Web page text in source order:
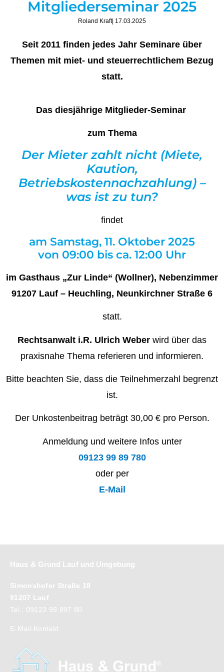
Mitgliederseminar 2025
Roland Kraft| 17.03.2025
Seit 2011 finden jedes Jahr Seminare über
Themen mit miet- und steuerrechtlichem Bezug
statt.
Das diesjährige Mitglieder-Seminar
zum Thema
Der Mieter zahlt nicht (Miete,
Kaution,
Betriebskostennachzahlung) –
was ist zu tun?
findet
am Samstag, 11. Oktober 2025
von 09:00 bis ca. 12:00 Uhr
im Gasthaus „Zur Linde“ (Wollner), Nebenzimmer
91207 Lauf – Heuchling, Neunkirchner Straße 6
statt.
Rechtsanwalt i.R. Ulrich Weber wird über das
praxisnahe Thema referieren und informieren.
Bitte beachten Sie, dass die Teilnehmerzahl begrenzt
ist.
Der Unkostenbeitrag beträgt 30,00 € pro Person.
Anmeldung und weitere Infos unter
09123 99 89 780
oder per
E-Mail
Haus & Grund Lauf und Umgebung
Simonshofer Straße 18
91207 Lauf
Tel.: 09123 99 897 80
E-Mail-Kontakt